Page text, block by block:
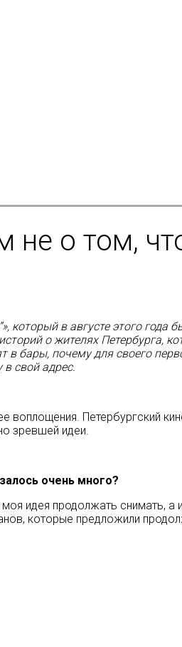
не о том,
который в августе этого года
о жителях Петербурга,
бары, почему для своего
в свой адрес.
воплощения. Петербургский
зревшей идеи.
очень много?
идея продолжать снимать, а
которые предложили